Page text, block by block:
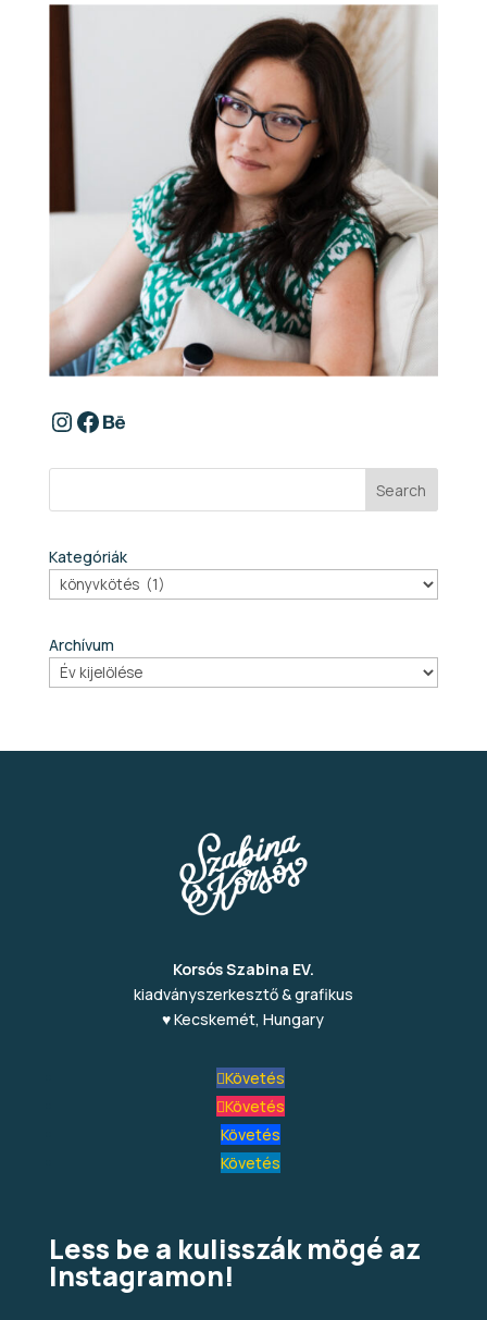
https://www.instagram.com/
Facebook
Behance
Search
Kategóriák
Archívum
Korsós Szabina EV.
kiadványszerkesztő & grafikus
♥ Kecskemét, Hungary
Követés
Követés
Követés
Követés
Less be a kulisszák mögé az
Instagramon!